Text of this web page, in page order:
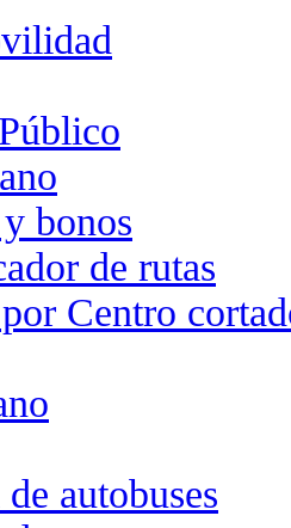
bonos
de rutas
Centro
autobuses